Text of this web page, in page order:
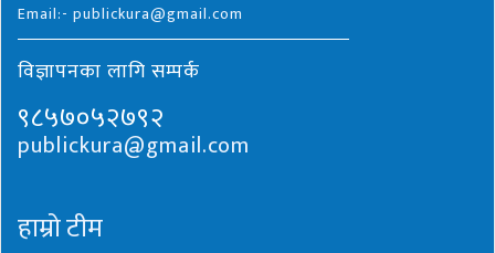
Email:- publickura@gmail.com
विज्ञापनका लागि सम्पर्क
९८५७०५२७९२
publickura@gmail.com
हाम्रो टीम